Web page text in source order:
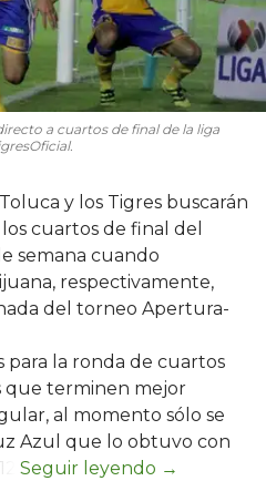
a cuartos de final de la liga
y los Tigres buscarán
cuartos de final del
semana cuando
respectivamente,
del torneo Apertura-
para la ronda de cuartos
que terminen mejor
al momento sólo se
Azul que lo obtuvo con